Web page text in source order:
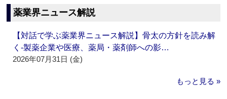
薬業界ニュース解説
【対話で学ぶ薬業界ニュース解説】骨太の方針を読み解
く‐製薬企業や医療、薬局・薬剤師への影…
2026年07月31日 (金)
もっと見る »